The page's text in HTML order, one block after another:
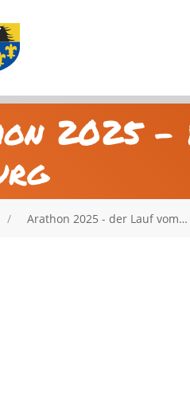
2025 -
Arathon 2025 - der Lauf vom…